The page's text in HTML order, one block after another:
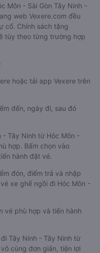
Môn - Sài Gòn Tây Ninh -
web Vexere.com đều
cố. Chính sách tặng
tùy theo từng trường hợp
hoặc tải app Vexere trên
đến, ngày đi, sau đó
- Tây Ninh từ Hóc Môn -
hợp. Bấm chọn vào
hành đặt vé.
đón, điểm trả và nhập
xe ghế ngồi đi Hóc Môn -
vé phù hợp và tiến hành
Tây Ninh - Tây Ninh từ
cùng đơn giản, tiện lợi